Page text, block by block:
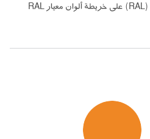
(RAL) على خريطة ألوان معيار